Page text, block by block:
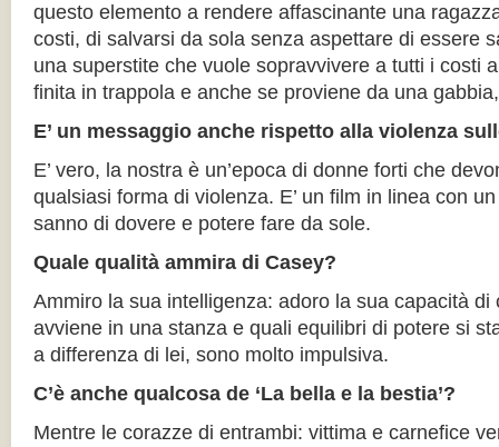
questo elemento a rendere affascinante una
costi, di salvarsi da sola senza aspettare di essere
una superstite che vuole sopravvivere a tutti i costi
finita in trappola e anche se proviene da una
E’ un messaggio anche rispetto alla violenza
E’ vero, la nostra è un’epoca di donne forti che
qualsiasi forma di violenza. E’ un film in linea con
sanno di dovere e potere fare da sole.
Quale qualità ammira di Casey?
Ammiro la sua intelligenza: adoro la sua capacità di
avviene in una stanza e quali equilibri di potere si
a differenza di lei, sono molto impulsiva.
C’è anche qualcosa de ‘La bella e la bestia’?
Mentre le corazze di entrambi: vittima e carnefice